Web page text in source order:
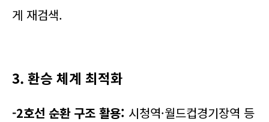
게 재검색.
3. 환승 체계 최적화
-2호선 순환 구조 활용: 시청역·월드컵경기장역 등